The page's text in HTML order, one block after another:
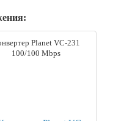
Planet VC-231
100/100 Mbps